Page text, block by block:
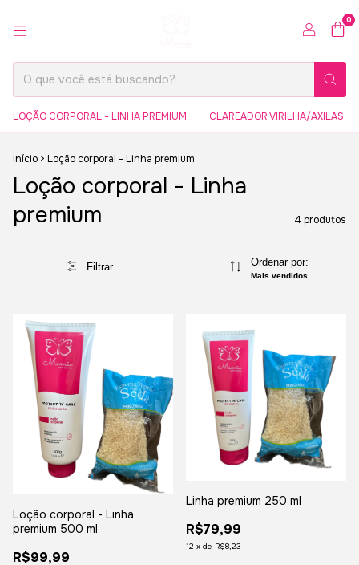
0
LOÇÃO CORPORAL - LINHA PREMIUM CLAREADOR VIRILHA/AXILAS
Início > Loção corporal - Linha premium
Loção corporal - Linha
premium
4 produtos
Filtrar Ordenar por:
Mais vendidos
Loção corporal - Linha
premium 500 ml
R$99,99
Linha premium 250 ml
R$79,99
12 x de R$8,23